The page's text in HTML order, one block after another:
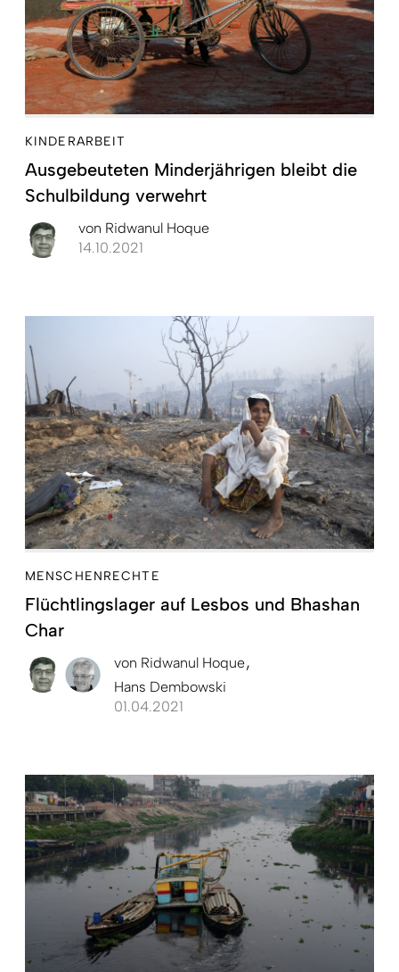
KINDERARBEIT
Ausgebeuteten Minderjährigen bleibt die
Schulbildung verwehrt
von Ridwanul Hoque
14.10.2021
MENSCHENRECHTE
Flüchtlingslager auf Lesbos und Bhashan
Char
von Ridwanul Hoque
Hans Dembowski
01.04.2021